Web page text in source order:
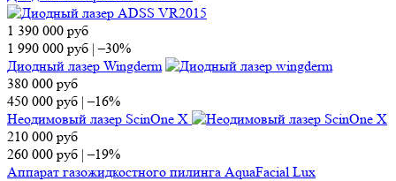
1 390 000 руб
1 990 000 руб |–30%
Диодный лазер Wingderm
380 000 руб
450 000 руб |–16%
Неодимовый лазер ScinOne X
210 000 руб
260 000 руб |–19%
Аппарат газожидкостного пилинга AquaFacial Lux